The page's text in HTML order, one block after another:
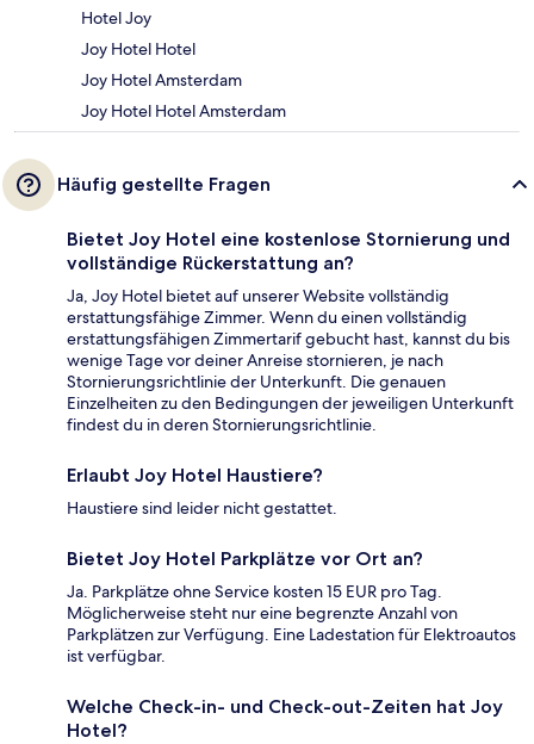
Hotel Joy
Joy Hotel Hotel
Joy Hotel Amsterdam
Joy Hotel Hotel Amsterdam
Häufig gestellte Fragen
Bietet Joy Hotel eine kostenlose Stornierung und
vollständige Rückerstattung an?
Ja, Joy Hotel bietet auf unserer Website vollständig
erstattungsfähige Zimmer. Wenn du einen vollständig
erstattungsfähigen Zimmertarif gebucht hast, kannst du bis
wenige Tage vor deiner Anreise stornieren, je nach
Stornierungsrichtlinie der Unterkunft. Die genauen
Einzelheiten zu den Bedingungen der jeweiligen Unterkunft
findest du in deren Stornierungsrichtlinie.
Erlaubt Joy Hotel Haustiere?
Haustiere sind leider nicht gestattet.
Bietet Joy Hotel Parkplätze vor Ort an?
Ja. Parkplätze ohne Service kosten 15 EUR pro Tag.
Möglicherweise steht nur eine begrenzte Anzahl von
Parkplätzen zur Verfügung. Eine Ladestation für Elektroautos
ist verfügbar.
Welche Check-in- und Check-out-Zeiten hat Joy
Hotel?